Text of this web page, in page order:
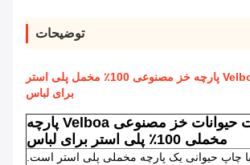
توضیحات
چاپ پوست Velboa پارچه خز مصنوعی 100٪ مخمل پلی استر
برای لباس
چاپ پوست حیوانات خز مصنوعی Velboa پارچه
مخملی 100٪ پلی استر برای لباس
با چاپ حیوانی یک پارچه مخملی پلی استر است.